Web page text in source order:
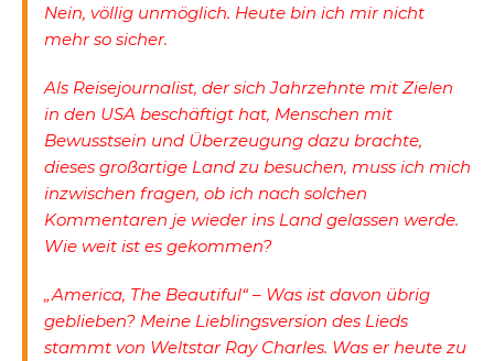
Nein, völlig unmöglich. Heute bin ich mir nicht
mehr so sicher.
Als Reisejournalist, der sich Jahrzehnte mit Zielen
in den USA beschäftigt hat, Menschen mit
Bewusstsein und Überzeugung dazu brachte,
dieses großartige Land zu besuchen, muss ich mich
inzwischen fragen, ob ich nach solchen
Kommentaren je wieder ins Land gelassen werde.
Wie weit ist es gekommen?
„America, The Beautiful“ – Was ist davon übrig
geblieben? Meine Lieblingsversion des Lieds
stammt von Weltstar Ray Charles. Was er heute zu